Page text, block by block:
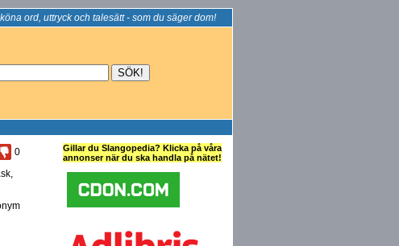
ord, uttryck och talesätt - som du säger dom!
0
Gillar du Slangopedia? Klicka på våra
annonser när du ska handla på nätet!